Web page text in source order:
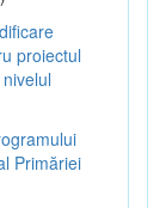
proiectul
Primăriei